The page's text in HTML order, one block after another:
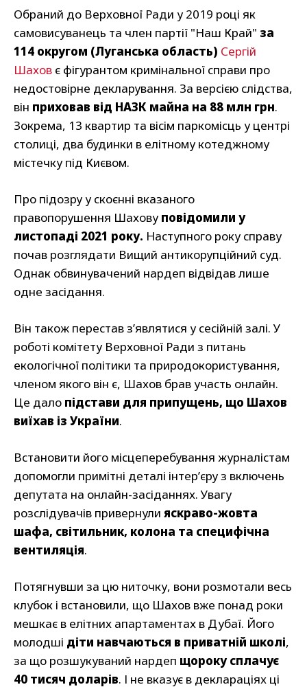
Обраний до Верховної Ради у 2019 році як
самовисуванець та член партії "Наш Край" за
114 округом (Луганська область) Сергій
Шахов є фігурантом кримінальної справи про
недостовірне декларування. За версією слідства,
він приховав від НАЗК майна на 88 млн грн.
Зокрема, 13 квартир та вісім паркомісць у центрі
столиці, два будинки в елітному котеджному
містечку під Києвом.
Про підозру у скоєнні вказаного
правопорушення Шахову повідомили у
листопаді 2021 року. Наступного року справу
почав розглядати Вищий антикорупційний суд.
Однак обвинувачений нардеп відвідав лише
одне засідання.
Він також перестав з’являтися у сесійній залі. У
роботі комітету Верховної Ради з питань
екологічної політики та природокористування,
членом якого він є, Шахов брав участь онлайн.
Це дало підстави для припущень, що Шахов
виїхав із України.
Встановити його місцеперебування журналістам
допомогли примітні деталі інтер’єру з включень
депутата на онлайн-засіданнях. Увагу
розслідувачів привернули яскраво-жовта
шафа, світильник, колона та специфічна
вентиляція.
Потягнувши за цю ниточку, вони розмотали весь
клубок і встановили, що Шахов вже понад роки
мешкає в елітних апартаментах в Дубаї. Його
молодші діти навчаються в приватній школі,
за що розшукуваний нардеп щороку сплачує
40 тисяч доларів. І не вказує в деклараціях ці